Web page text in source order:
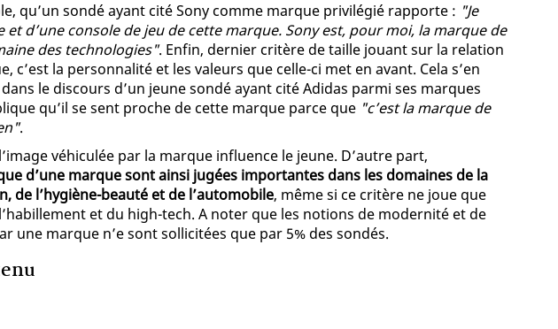
qu’un sondé ayant cité Sony comme marque privilégié rapporte : "Je
et d’une console de jeu de cette marque. Sony est, pour moi, la marque de
des technologies". Enfin, dernier critère de taille jouant sur la relation
c’est la personnalité et les valeurs que celle-ci met en avant. Cela s’en
le discours d’un jeune sondé ayant cité Adidas parmi ses marques
qu’il se sent proche de cette marque parce que "c’est la marque de
.
véhiculée par la marque influence le jeune. D’autre part,
d’une marque sont ainsi jugées importantes dans les domaines de la
de l’hygiène-beauté et de l’automobile, même si ce critère ne joue que
et du high-tech. A noter que les notions de modernité et de
une marque n’e sont sollicitées que par 5% des sondés.